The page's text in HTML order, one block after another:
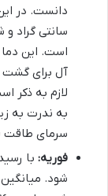
است. این دما
آل برای گشت
لازم به ذکر
سرمای طاقت
فوریه: با